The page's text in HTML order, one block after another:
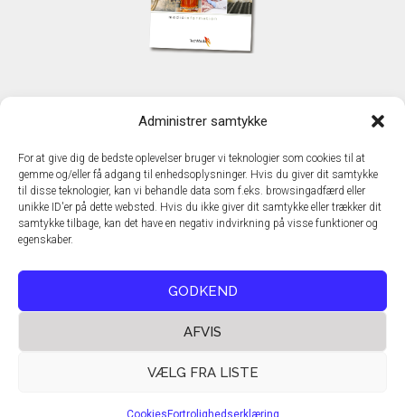
Administrer samtykke
For at give dig de bedste oplevelser bruger vi teknologier som cookies til at
gemme og/eller få adgang til enhedsoplysninger. Hvis du giver dit samtykke
til disse teknologier, kan vi behandle data som f.eks. browsingadfærd eller
unikke ID'er på dette websted. Hvis du ikke giver dit samtykke eller trækker dit
samtykke tilbage, kan det have en negativ indvirkning på visse funktioner og
egenskaber.
GODKEND
AFVIS
VÆLG FRA LISTE
Cookies Fortrolighedserklæring
TechMedia A/S
DK – 2600 Glostrup
www.techmedia.dk
Telefon: +45 43 24 26 28
E-mail:info@techmedia.dk